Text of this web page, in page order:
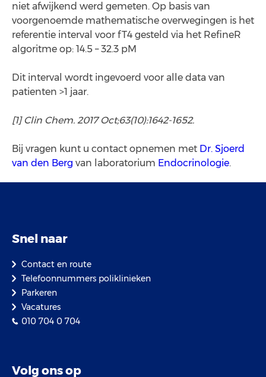
niet afwijkend werd gemeten. Op basis van
voorgenoemde mathematische overwegingen is het
referentie interval voor fT4 gesteld via het RefineR
algoritme op: 14.5 – 32.3 pM
Dit interval wordt ingevoerd voor alle data van
patienten >1 jaar.
[1] Clin Chem. 2017 Oct;63(10):1642-1652.
Bij vragen kunt u contact opnemen met Dr. Sjoerd
van den Berg van laboratorium Endocrinologie.
Snel naar
Contact en route
Telefoonnummers poliklinieken
Parkeren
Vacatures
010 704 0 704
Volg ons op